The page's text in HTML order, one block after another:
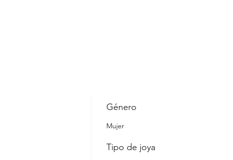
Género
Mujer
Tipo de joya